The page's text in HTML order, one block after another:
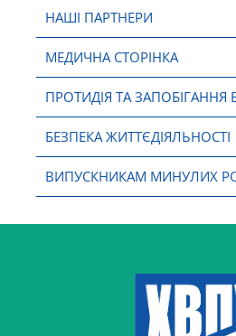
НАШІ ПАРТНЕРИ
МЕДИЧНА СТОРІНКА
ПРОТИДІЯ ТА ЗАПОБІГАННЯ
БЕЗПЕКА ЖИТТЄДІЯЛЬНОСТІ
ВИПУСКНИКАМ МИНУЛИХ